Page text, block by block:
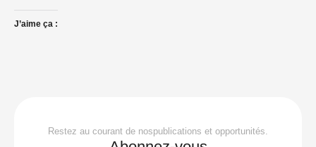
J’aime ça :
Restez au courant de nospublications et opportunités.